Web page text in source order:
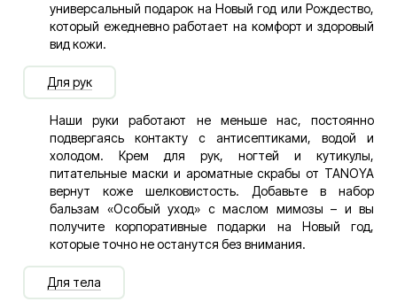
универсальный подарок на Новый год или Рождество,
который ежедневно работает на комфорт и здоровый
вид кожи.
Для рук
Наши руки работают не меньше нас, постоянно
подвергаясь контакту с антисептиками, водой и
холодом. Крем для рук, ногтей и кутикулы,
питательные маски и ароматные скрабы от TANOYA
вернут коже шелковистость. Добавьте в набор
бальзам «Особый уход» с маслом мимозы – и вы
получите корпоративные подарки на Новый год,
которые точно не останутся без внимания.
Для тела